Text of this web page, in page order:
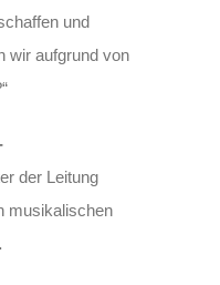
und
wir aufgrund von
der Leitung
musikalischen
.